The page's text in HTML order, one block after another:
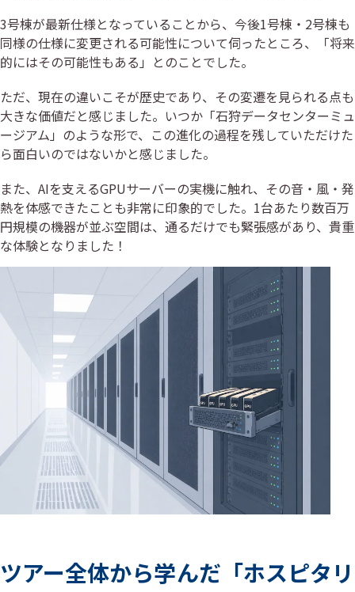
3号棟が最新仕様となっていることから、今後1号棟・2号棟も
同様の仕様に変更される可能性について伺ったところ、「将来
的にはその可能性もある」とのことでした。
ただ、現在の違いこそが歴史であり、その変遷を見られる点も
大きな価値だと感じました。いつか「石狩データセンターミュ
ージアム」のような形で、この進化の過程を残していただけた
ら面白いのではないかと感じました。
また、AIを支えるGPUサーバーの実機に触れ、その音・風・発
熱を体感できたことも非常に印象的でした。1台あたり数百万
円規模の機器が並ぶ空間は、通るだけでも緊張感があり、貴重
な体験となりました！
ツアー全体から学んだ「ホスピタリ